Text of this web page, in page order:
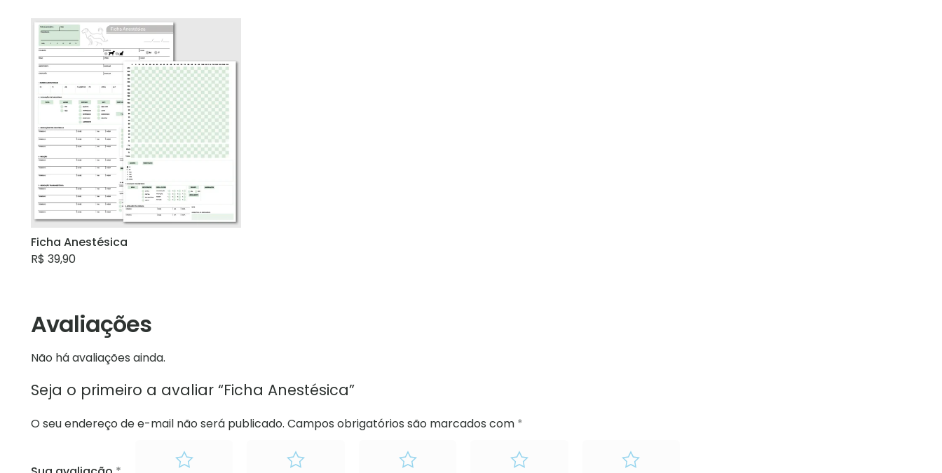
Ficha Anestésica
R$ 39,90
Avaliações
Não há avaliações ainda.
Seja o primeiro a avaliar “Ficha Anestésica”
O seu endereço de e-mail não será publicado. Campos obrigatórios são marcados com *